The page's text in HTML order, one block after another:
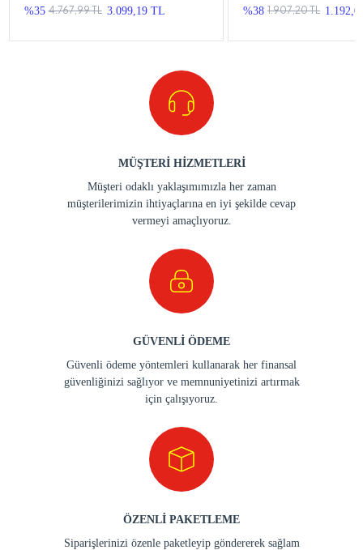
%35 4.767,99 TL 3.099,19 TL %38 1.907,20 TL
MÜŞTERİ HİZMETLERİ
Müşteri odaklı yaklaşımımızla her zaman
müşterilerimizin ihtiyaçlarına en iyi şekilde cevap
vermeyi amaçlıyoruz.
GÜVENLİ ÖDEME
Güvenli ödeme yöntemleri kullanarak her finansal
güvenliğinizi sağlıyor ve memnuniyetinizi artırmak
için çalışıyoruz.
ÖZENLİ PAKETLEME
Siparişlerinizi özenle paketleyip göndererek sağlam